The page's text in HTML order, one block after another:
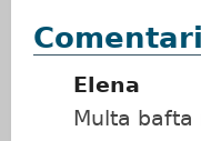
Elena
Multa